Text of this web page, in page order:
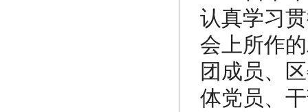
认真学习
会上所作
团成员、
体党员、